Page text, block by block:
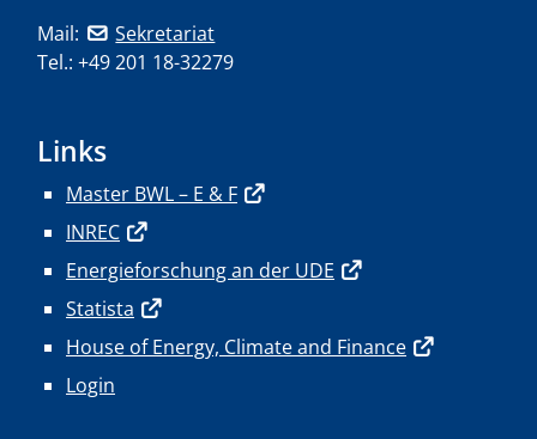
Mail:
Sekretariat
Tel.: +49 201 18-32279
Links
Master BWL – E & F
INREC
Energieforschung an der UDE
Statista
House of Energy, Climate and Finance
Login